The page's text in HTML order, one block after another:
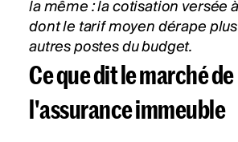
la même : la cotisation versée
dont le tarif moyen dérape
autres postes du budget.
Ce que dit le marché de
l'assurance immeuble